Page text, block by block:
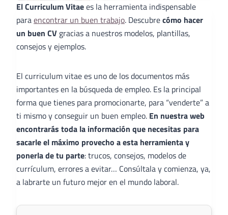
El Curriculum Vitaees la herramienta indispensable
paraencontrar un buen trabajo. Descubrecómo hacer
un buen CV gracias a nuestros modelos, plantillas,
consejos y ejemplos.
El curriculum vitae es uno de los documentos más
importantes en la búsqueda de empleo. Es la principal
forma que tienes para promocionarte, para “venderte” a
ti mismo y conseguir un buen empleo. En nuestra web
encontrarás toda la información que necesitas para
sacarle el máximo provecho a esta herramienta y
ponerla de tu parte: trucos, consejos, modelos de
currículum, errores a evitar… Consúltala y comienza, ya,
a labrarte un futuro mejor en el mundo laboral.